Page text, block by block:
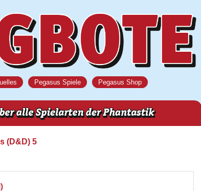
Pegasus Spiele Pegasus Shop
(D&D) 5